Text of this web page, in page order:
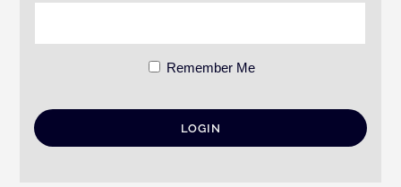
Remember Me